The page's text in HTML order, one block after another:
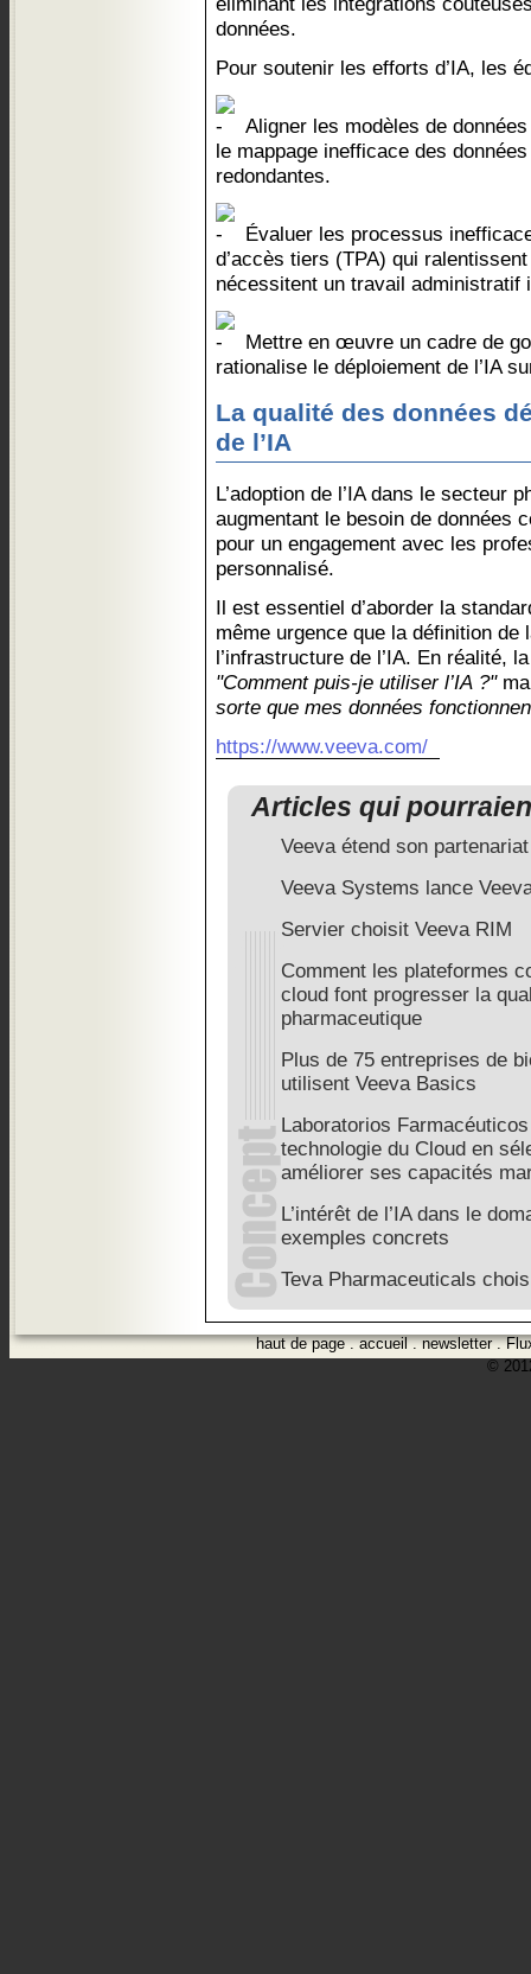
données.
Pour soutenir les efforts d’IA, les
Aligner les modèles de
le mappage inefficace des
redondantes.
Évaluer les processus
d’accès tiers (TPA) qui
nécessitent un travail administratif
Mettre en œuvre un cadre de
rationalise le déploiement de l’IA
La qualité des données
de l’IA
L’adoption de l’IA dans le secteur
augmentant le besoin de données
pour un engagement avec les
personnalisé.
Il est essentiel d’aborder la
même urgence que la définition de
l’infrastructure de l’IA. En réalité,
"Comment puis-je utiliser l’IA ?"
sorte que mes données
https://www.veeva.com/
Articles qui
Veeva étend son
Veeva Systems lance
Servier choisit Veeva RIM
Comment les plateformes
cloud font progresser la
pharmaceutique
Plus de 75 entreprises de
utilisent Veeva Basics
Laboratorios
technologie du Cloud en
améliorer ses capacités
L’intérêt de l’IA dans le
exemples concrets
Teva Pharmaceuticals
haut de page.accueil.newsletter.
©